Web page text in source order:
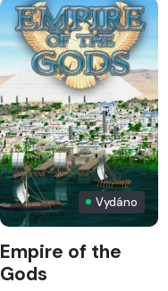
Vydáno
Empire of the
Gods